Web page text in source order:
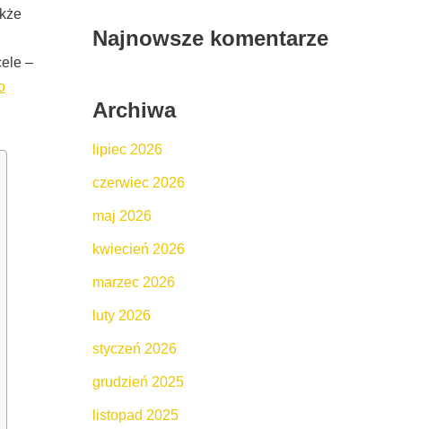
–
Najnowsze komentarze
Archiwa
lipiec 2026
czerwiec 2026
maj 2026
kwiecień 2026
marzec 2026
luty 2026
styczeń 2026
grudzień 2025
listopad 2025